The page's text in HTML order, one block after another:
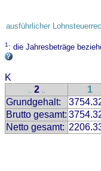
ausführlicher
1: die Jahresbeträge
K
.. 2 .. 1
Grundgehalt:
Brutto gesamt:
Netto gesamt: